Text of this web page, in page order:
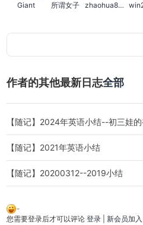
Giant 所谓女子 zhaohua801
作者的其他最新日志全部
【随记】2024年英语小结--初三娃
【随记】2021年英语小结
【随记】20200312--2019小结
您需要登录后才可以评论 登录 新会员加入